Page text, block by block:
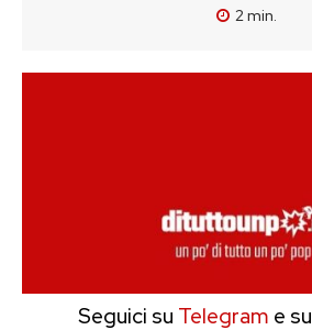
2min.
Seguici su Telegram e su